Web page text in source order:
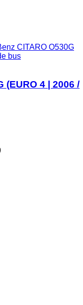
CITARO O530G
bus
(EURO 4 | 2006 /